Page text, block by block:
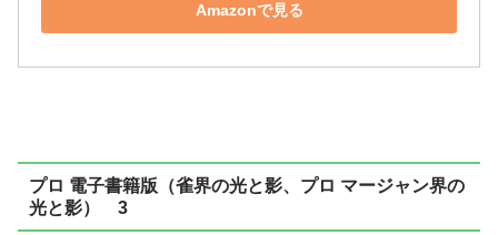
Amazonで見る
プロ 電子書籍版（雀界の光と影、プロ マージャン界の
光と影） 3